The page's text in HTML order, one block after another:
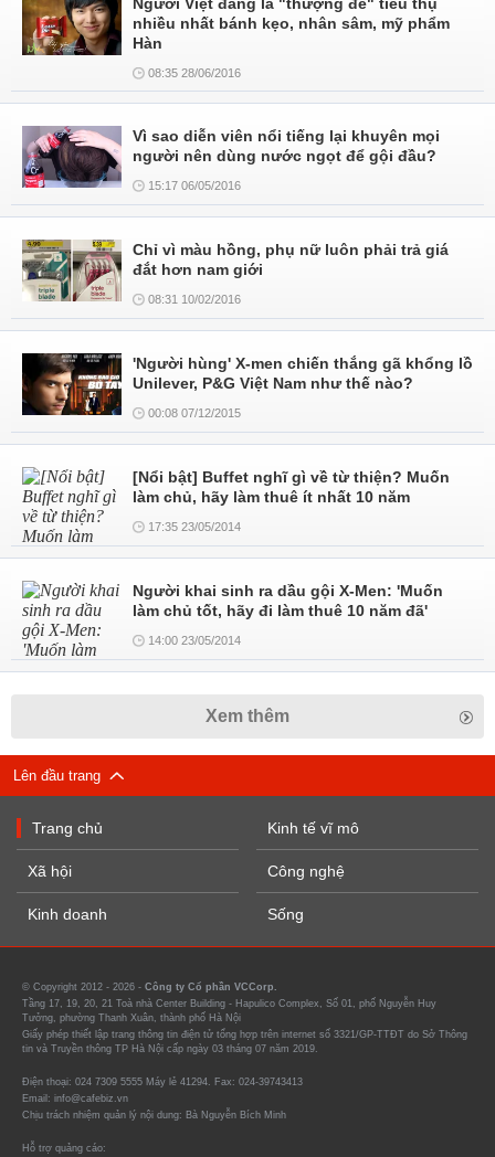
nhiều nhất bánh kẹo, nhân sâm, mỹ phẩm
Hàn
08:35 28/06/2016
Vì sao diễn viên nổi tiếng lại khuyên mọi
người nên dùng nước ngọt để gội đầu?
15:17 06/05/2016
Chỉ vì màu hồng, phụ nữ luôn phải trả giá
đắt hơn nam giới
08:31 10/02/2016
'Người hùng' X-men chiến thắng gã khổng lồ
Unilever, P&G Việt Nam như thế nào?
00:08 07/12/2015
[Nổi bật] Buffet nghĩ gì về từ thiện? Muốn
làm chủ, hãy làm thuê ít nhất 10 năm
17:35 23/05/2014
Người khai sinh ra dầu gội X-Men: 'Muốn
làm chủ tốt, hãy đi làm thuê 10 năm đã'
14:00 23/05/2014
Xem thêm
Lên đầu trang
Trang chủ
Xã hội
Kinh doanh
Kinh tế vĩ mô
Công nghệ
Sống
© Copyright 2012 - 2026 - Công ty Cổ phần VCCorp.
Tầng 17, 19, 20, 21 Toà nhà Center Building - Hapulico Complex, Số 01, phố Nguyễn Huy
Tưởng, phường Thanh Xuân, thành phố Hà Nội
Giấy phép thiết lập trang thông tin điện tử tổng hợp trên internet số 3321/GP-TTĐT do Sở Thông
tin và Truyền thông TP Hà Nội cấp ngày 03 tháng 07 năm 2019.
Điện thoại: 024 7309 5555 Máy lẻ 41294. Fax: 024-39743413
Email: info@cafebiz.vn
Chịu trách nhiệm quản lý nội dung: Bà Nguyễn Bích Minh
Hỗ trợ quảng cáo: